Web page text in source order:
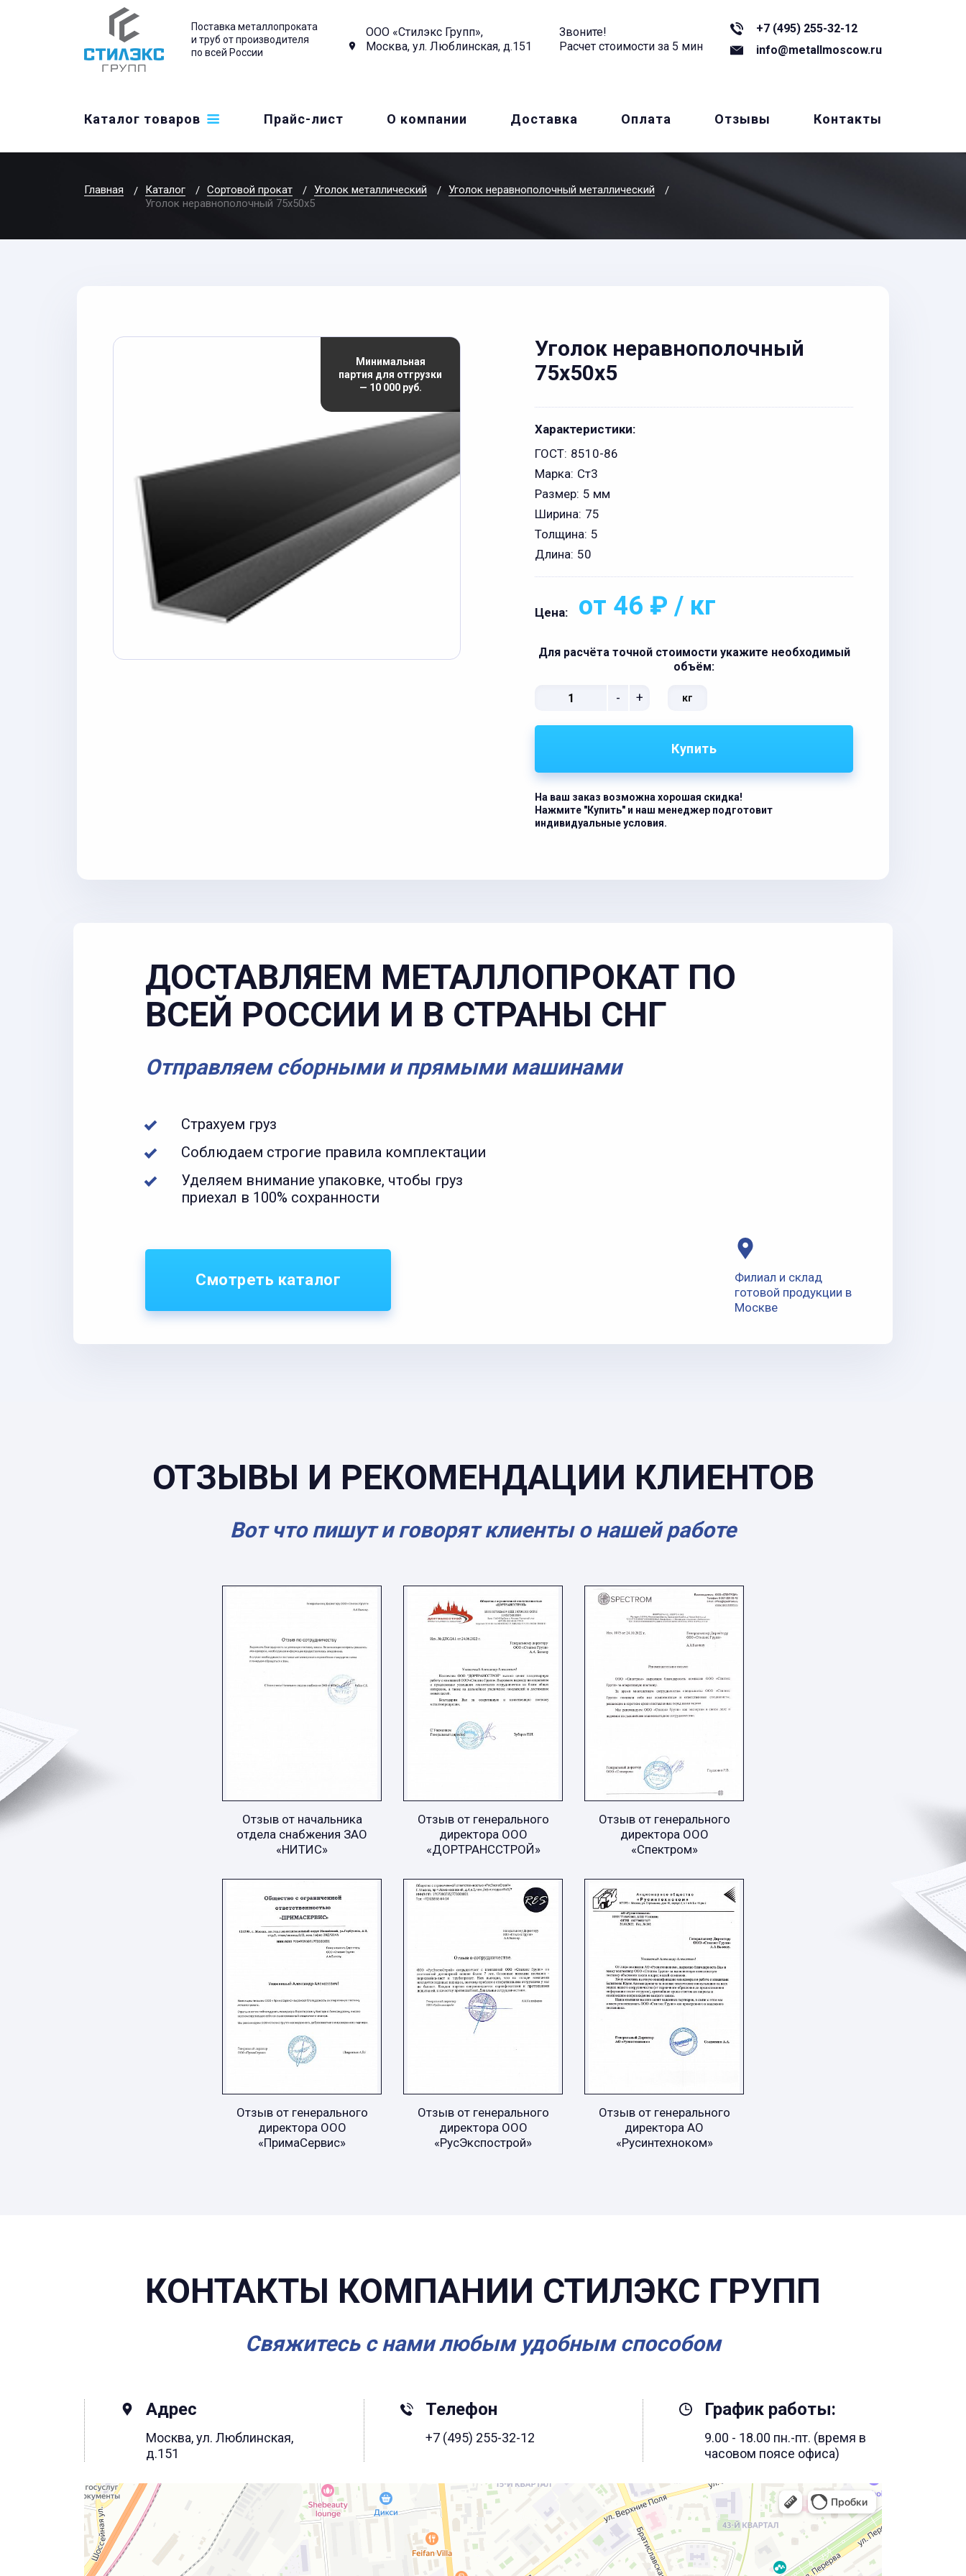
Поставка металлопроката
и труб от производителя
по всей России
ООО «Стилэкс Групп»,
Москва, ул. Люблинская, д.151
Звоните!
Расчет стоимости за 5 мин
+7 (495) 255-32-12
info@metallmoscow.ru
Каталог товаров Прайс-лист О компании Доставка Оплата Отзывы Контакты
Главная Каталог Сортовой прокат Уголок металлический
Уголок неравнополочный металлический
Уголок неравнополочный 75x50x5
Минимальная
партия для отгрузки
— 10 000 руб.
Уголок неравнополочный
75x50x5
Характеристики:
ГОСТ: 8510-86
Марка: Ст3
Размер: 5 мм
Ширина: 75
Толщина: 5
Длина: 50
Цена: от 46 ₽ / кг
Для расчёта точной стоимости укажите необходимый
объём:
- + кг
Купить
На ваш заказ возможна хорошая скидка!
Нажмите "Купить" и наш менеджер подготовит
индивидуальные условия.
Филиал и склад
готовой продукции в
Москве
ДОСТАВЛЯЕМ МЕТАЛЛОПРОКАТ ПО
ВСЕЙ РОССИИ И В СТРАНЫ СНГ
Отправляем сборными и прямыми машинами
Страхуем груз
Соблюдаем строгие правила комплектации
Уделяем внимание упаковке, чтобы груз
приехал в 100% сохранности
Смотреть каталог
ОТЗЫВЫ И РЕКОМЕНДАЦИИ КЛИЕНТОВ
Вот что пишут и говорят клиенты о нашей работе
Отзыв от начальника
отдела снабжения ЗАО
«НИТИС»
Отзыв от генерального
директора ООО
«ДОРТРАНССТРОЙ»
Отзыв от генерального
директора ООО
«Спектром»
Отзыв от генерального
директора ООО
«ПримаСервис»
Отзыв от генерального
директора ООО
«РусЭкспострой»
Отзыв от генерального
директора АО
«Русинтехноком»
КОНТАКТЫ КОМПАНИИ СТИЛЭКС ГРУПП
Свяжитесь с нами любым удобным способом
Адрес
Москва, ул. Люблинская,
д.151
Телефон
+7 (495) 255-32-12
График работы:
9.00 - 18.00 пн.-пт. (время в
часовом поясе офиса)